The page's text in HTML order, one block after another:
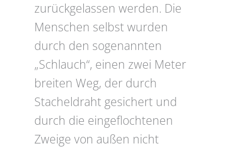
zurückgelassen werden. Die
Menschen selbst wurden
durch den sogenannten
„Schlauch“, einen zwei Meter
breiten Weg, der durch
Stacheldraht gesichert und
durch die eingeflochtenen
Zweige von außen nicht